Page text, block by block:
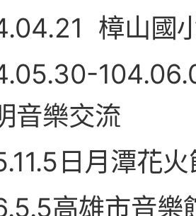
樟山國
音樂交流
日月潭花
高雄市音樂